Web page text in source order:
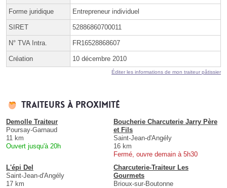
Forme juridique Entrepreneur individuel
SIRET 52886860700011
N° TVA Intra. FR16528868607
Création 10 décembre 2010
Éditer les informations de mon traiteur pâtissier
Traiteurs à proximité
Demolle Traiteur
Poursay-Garnaud
11 km
Ouvert jusqu'à 20h
Boucherie Charcuterie Jarry Père
et Fils
Saint-Jean-d'Angély
16 km
Fermé, ouvre demain à 5h30
L'épi Del
Saint-Jean-d'Angély
17 km
Charcuterie-Traiteur Les
Gourmets
Brioux-sur-Boutonne